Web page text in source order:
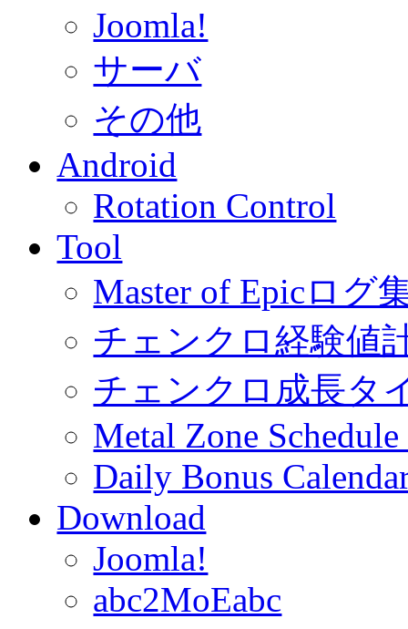
Joomla!
サーバ
その他
Android
Rotation Control
Tool
Master of Epicログ
チェンクロ経験値
チェンクロ成長タ
Metal Zone
Daily Bonus
Download
Joomla!
abc2MoEabc